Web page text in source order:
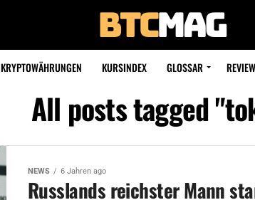
KRYPTOWÄHRUNGEN KURSINDEX GLOSSAR
All posts tagged
NEWS 6 Jahren ago
Russlands reichster Mann